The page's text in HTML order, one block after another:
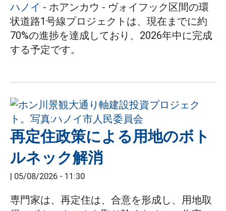
ハノイ - ホアンカウ - ヴォイフック区間の環
状道路1号線プロジェクトは、現在までに約
70%の進捗を達成しており、2026年中に完成
する予定です。
再定住政策による用地のボト
ルネック解消
| 05/08/2026 - 11:30
専門家は、再定住は、合意を形成し、用地取